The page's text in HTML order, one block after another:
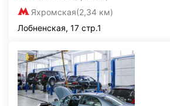
Яхромская(2,34 км)
Лобненская, 17 стр.1